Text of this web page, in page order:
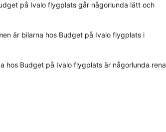
på Ivalo flygplats går någorlunda lätt och
är bilarna hos Budget på Ivalo flygplats i
hos Budget på Ivalo flygplats är någorlunda rena